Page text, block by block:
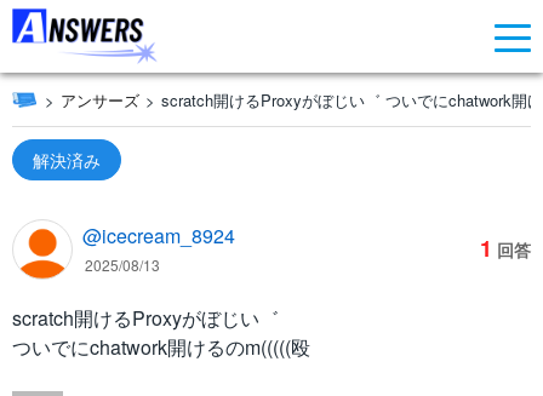
アンサーズ scratch開けるProxyがぼじい゛ ついでにchatwork開
解決済み
@icecream_8924
2025/08/13
1 回答
scratch開けるProxyがぼじい゛
ついでにchatwork開けるのm(((((殴